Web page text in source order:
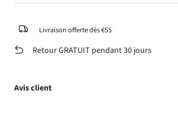
Livraison offerte dès €55
Retour GRATUIT pendant 30 jours
Avis client